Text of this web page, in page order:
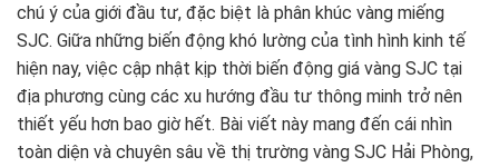
chú ý của giới đầu tư, đặc biệt là phân khúc vàng miếng
SJC. Giữa những biến động khó lường của tình hình kinh tế
hiện nay, việc cập nhật kịp thời biến động giá vàng SJC tại
địa phương cùng các xu hướng đầu tư thông minh trở nên
thiết yếu hơn bao giờ hết. Bài viết này mang đến cái nhìn
toàn diện và chuyên sâu về thị trường vàng SJC Hải Phòng,